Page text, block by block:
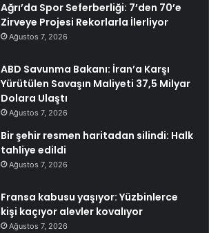
Ağrı’da Spor Seferberliği: 7’den 70’e
Zirveye Projesi Rekorlarla İlerliyor
Ağustos 7, 2026
ABD Savunma Bakanı: İran’a Karşı
Yürütülen Savaşın Maliyeti 37,5 Milyar
Dolara Ulaştı
Ağustos 7, 2026
Bir şehir resmen haritadan silindi: Halk
tahliye edildi
Ağustos 7, 2026
Fransa kabusu yaşıyor: Yüzbinlerce
kişi kaçıyor alevler kovalıyor
Ağustos 7, 2026